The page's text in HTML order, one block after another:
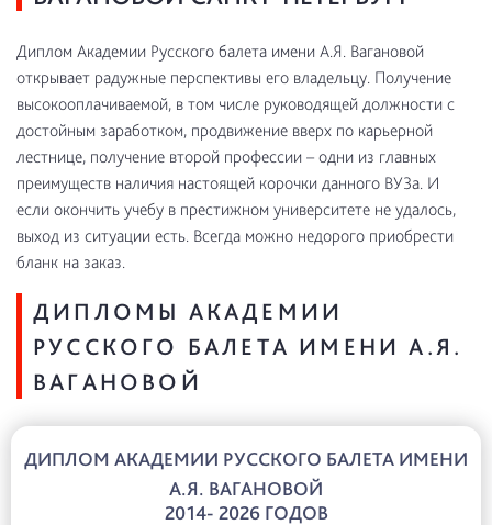
Диплом Академии Русского балета имени А.Я. Вагановой
открывает радужные перспективы его владельцу. Получение
высокооплачиваемой, в том числе руководящей должности с
достойным заработком, продвижение вверх по карьерной
лестнице, получение второй профессии – одни из главных
преимуществ наличия настоящей корочки данного ВУЗа. И
если окончить учебу в престижном университете не удалось,
выход из ситуации есть. Всегда можно недорого приобрести
бланк на заказ.
ДИПЛОМЫ АКАДЕМИИ
РУССКОГО БАЛЕТА ИМЕНИ А.Я.
ВАГАНОВОЙ
ДИПЛОМ АКАДЕМИИ РУССКОГО БАЛЕТА ИМЕНИ
А.Я. ВАГАНОВОЙ
2014- 2026 ГОДОВ